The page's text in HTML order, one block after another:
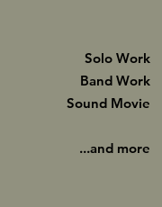
Solo Work
Band Work
Sound Movie
...and more​